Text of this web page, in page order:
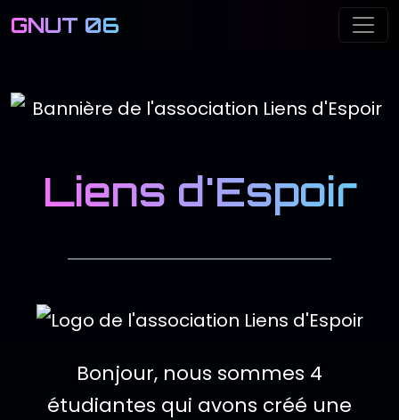
GNUT 06
Liens d'Espoir
Logo de
Description de
Bonjour, nous sommes 4
étudiantes qui avons créé une